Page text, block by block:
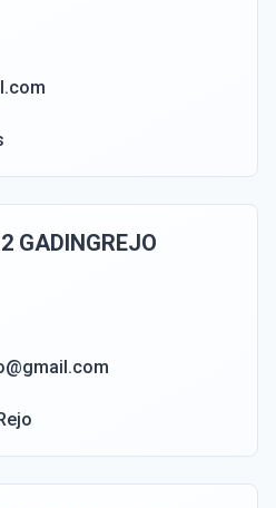
GADINGREJO